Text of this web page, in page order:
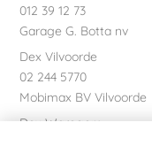
012 39 12 73
Garage G. Botta nv
Dex Vilvoorde
02 244 5770
Mobimax BV Vilvoorde
Dex Waregem